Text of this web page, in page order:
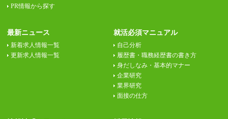
PR情報から探す
最新ニュース
新着求人情報一覧
更新求人情報一覧
就活必須マニュアル
自己分析
履歴書・職務経歴書の書き方
身だしなみ・基本的マナー
企業研究
業界研究
面接の仕方